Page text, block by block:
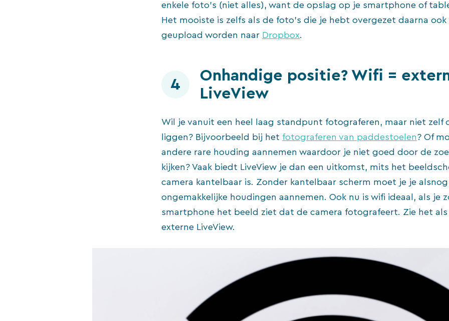
enkele foto’s (niet alles), want de opslag op je smartphone of
Het mooiste is zelfs als de foto’s die je hebt overgezet daarna ook
geupload worden naar Dropbox.
4
Onhandige positie? Wifi =
LiveView
Wil je vanuit een heel laag standpunt fotograferen, maar niet zelf
liggen? Bijvoorbeeld bij het fotograferen van paddestoelen? Of
andere rare houding aannemen waardoor je niet goed door de
kijken? Vaak biedt LiveView je dan een uitkomst, mits het
camera kantelbaar is. Zonder kantelbaar scherm moet je je alsnog
ongemakkelijke houdingen aannemen. Ook nu is wifi ideaal, als je
smartphone het beeld ziet dat de camera fotografeert. Zie het
externe LiveView.